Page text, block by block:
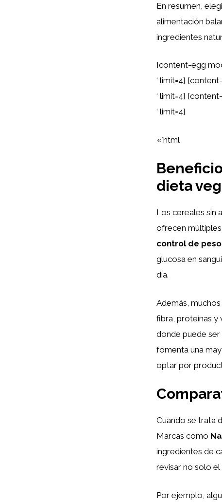
En resumen,
alimentación
ingredientes
[content-egg
‘ limit=4]
‘ limit=4]
‘ limit=4]
«`html
dieta
Los cereales sin
ofrecen múltiples
control de peso
glucosa en
día.
Además,
fibra, proteínas y
donde puede
fomenta una
optar por
Cuando se trata
Marcas como
ingredientes de
revisar no solo
Por ejemplo,